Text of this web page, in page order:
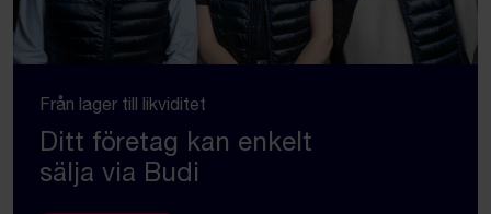
Från lager till likviditet
Ditt företag kan enkelt
sälja via Budi